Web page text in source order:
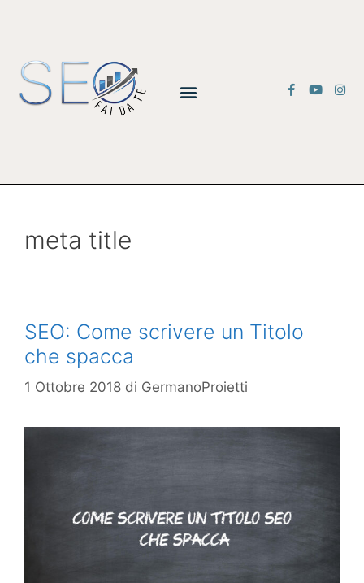
meta title
SEO: Come scrivere un Titolo
che spacca
1 Ottobre 2018 di GermanoProietti